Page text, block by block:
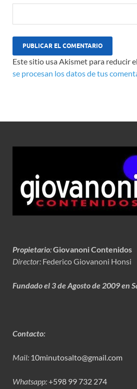
Este sitio usa Akismet para reducir
se procesan los datos de tus
Propietario:Giovanoni Contenidos
Director: Federico Giovanoni Honsi
Fundado el 3 de Agosto de 2009 en
Contacto:
Mail: 10minutosalto@gmail.com
Whatsapp:+598 99 732 274